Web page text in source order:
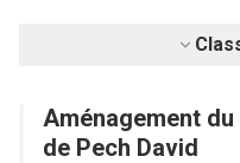
Aménagement
de Pech David